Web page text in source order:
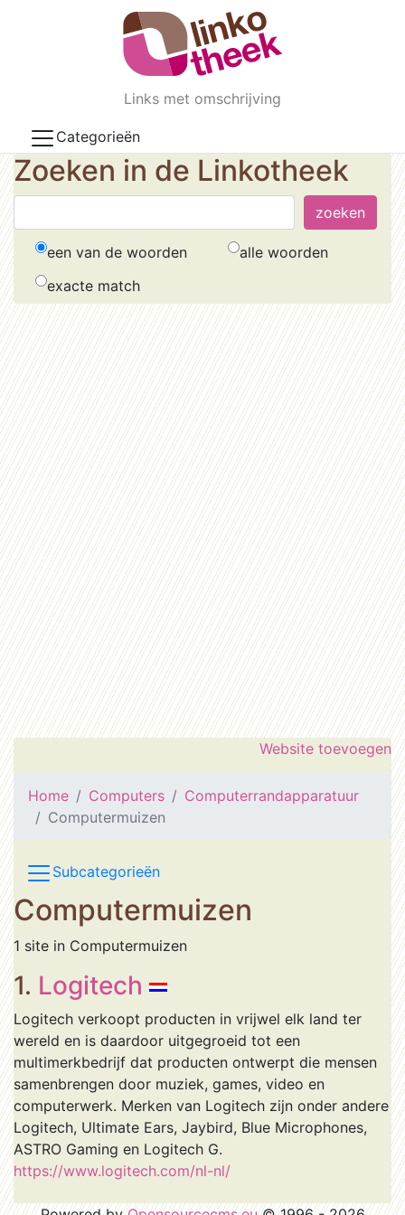
Skip to main content
Links met omschrijving
Categorieën
Zoeken in de Linkotheek
een van de woorden
alle woorden
exacte match
Website toevoegen
Home Computers
Computerrandapparatuur
Computermuizen
Subcategorieën
Computermuizen
1 site in Computermuizen
1. Logitech
Logitech verkoopt producten in vrijwel elk land ter
wereld en is daardoor uitgegroeid tot een
multimerkbedrijf dat producten ontwerpt die mensen
samenbrengen door muziek, games, video en
computerwerk. Merken van Logitech zijn onder andere
Logitech, Ultimate Ears, Jaybird, Blue Microphones,
ASTRO Gaming en Logitech G.
https://www.logitech.com/nl-nl/